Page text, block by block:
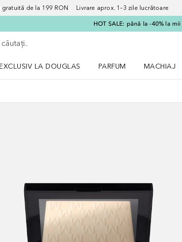
gratuită de la 199 RON Livrare aprox. 1–3 zile lucrătoare
HOT SALE: până la -40% la
LA DOUGLAS
PARFUM
MACHIAJ